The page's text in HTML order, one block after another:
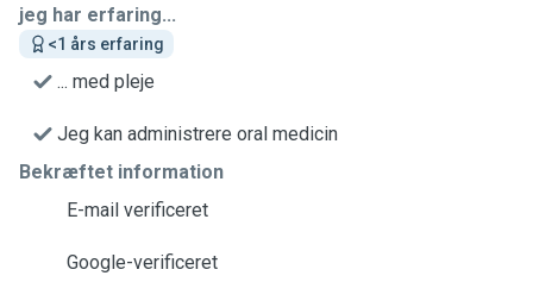
jeg har erfaring...
<1 års erfaring
... med pleje
Jeg kan administrere oral medicin
Bekræftet information
E-mail verificeret
Google-verificeret